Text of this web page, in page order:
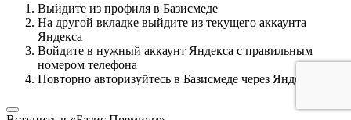
Выйдите из профиля в Базисмеде
На другой вкладке выйдите из текущего аккаунта
Яндекса
Войдите в нужный аккаунт Яндекса с правильным
номером телефона
Повторно авторизуйтесь в Базисмеде через Яндекс ID